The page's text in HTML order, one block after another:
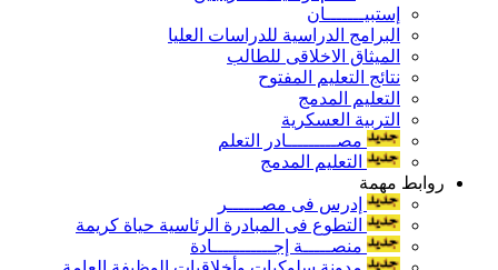
إستبيـــــــان
البرامج الدراسية للدراسات العليا
الميثاق الاخلاقى للطالب
نتائج التعليم المفتوح
التعليم المدمج
التربية العسكرية
مصـــــــــادر التعلم
التعليم المدمج
روابط مهمة
إدرس فى مصــــــر
التطوع فى المبادرة الرئاسية حياة كريمة
منصـــــة إجـــــــــــادة